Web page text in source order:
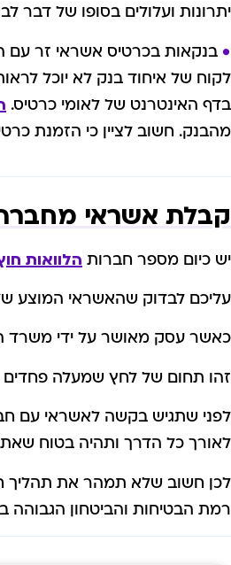
יתרונות ועלולים בסופו של דבר
בנקאות בכרטיס אשראי זר עם
לקוח של איחוד בנק לא יוכל
בדף האינטרנט של לאומי כרטיס.
מהבנק. חשוב לציין כי הזמנת
קבלת אשראי
יש כיום מספר חברות הלוואות
עליכם לבדוק שהאשראי המוצע
כאשר עסק מאושר על ידי משרד
זהו תחום של לחץ שמעלה פחדים
לפני שתגיש בקשה לאשראי עם
לאורך כל הדרך ותהיה בטוח
לכן חשוב שלא תמהר את תהליך
רמת הבטיחות והביטחון הגבוהה